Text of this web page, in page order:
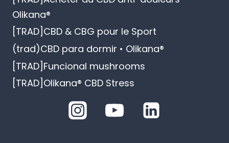
Olikana®
[TRAD]CBD & CBG pour le Sport
(trad)CBD para dormir • Olikana®
[TRAD]Funcional mushrooms
[TRAD]Olikana® CBD Stress